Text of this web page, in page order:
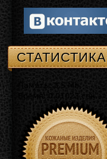
СТАТИСТИКА
Память: 3.5 Mb
Время: 0.01023 сек.